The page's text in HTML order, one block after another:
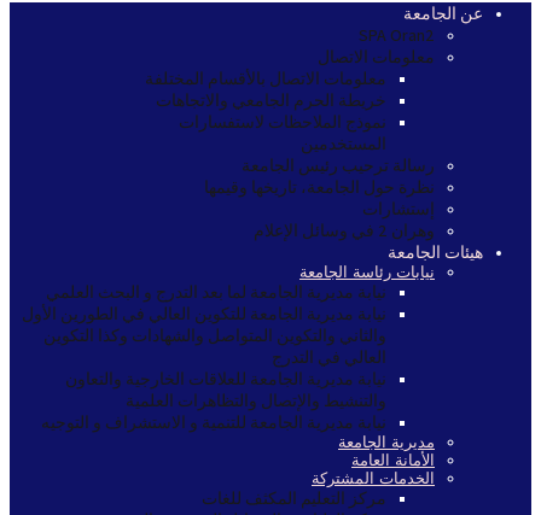
عن الجامعة
SPA Oran2
معلومات الاتصال
معلومات الاتصال بالأقسام المختلفة
خريطة الحرم الجامعي والاتجاهات
نموذج الملاحظات لاستفسارات
المستخدمين
رسالة ترحيب رئيس الجامعة
نظرة حول الجامعة، تاريخها وقيمها
إستشارات
وهران 2 في وسائل الإعلام
هيئات الجامعة
نيابات رئاسة الجامعة
نيابة مديرية الجامعة لما بعد التدرج و البحث العلمي
نيابة مديرية الجامعة للتكوين العالي في الطورين الأول
والثاني والتكوين المتواصل والشهادات وكذا التكوين
العالي في التدرج
نيابة مديرية الجامعة للعلاقات الخارجية والتعاون
والتنشيط والإتصال والتظاهرات العلمية
نيابة مديرية الجامعة للتنمية و الاستشراف و التوجيه
مديرية الجامعة
الأمانة العامة
الخدمات المشتركة
مركز التعليم المكثف للغات